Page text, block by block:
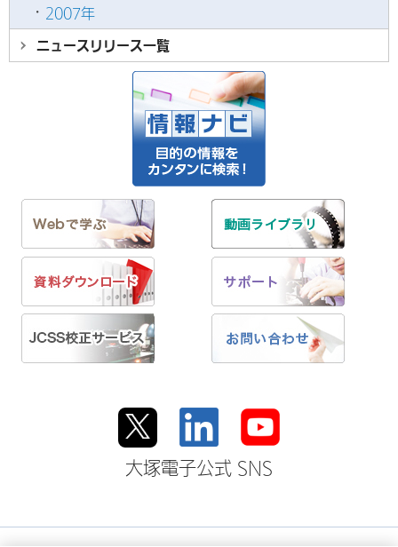
2007年
ニュースリリース一覧
大塚電子公式 SNS